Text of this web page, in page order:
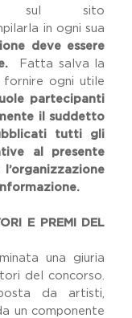
sul sito
in ogni sua
deve essere
Fatta salva la
fornire ogni utile
partecipanti
il suddetto
tutti gli
al presente
E PREMI DEL
una giuria
del concorso.
da artisti,
un componente